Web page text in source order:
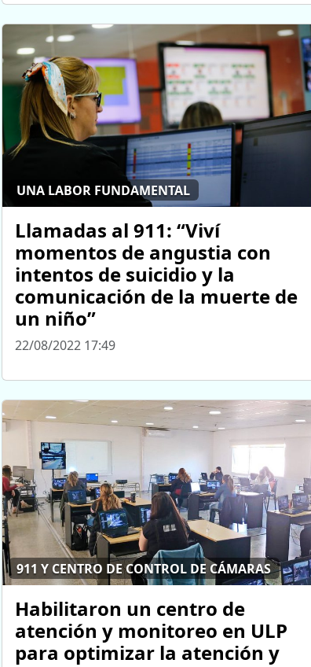
UNA LABOR FUNDAMENTAL
Llamadas al 911: “Viví
momentos de angustia con
intentos de suicidio y la
comunicación de la muerte de
un niño”
22/08/2022 17:49
911 Y CENTRO DE CONTROL DE CÁMARAS
Habilitaron un centro de
atención y monitoreo en ULP
para optimizar la atención y